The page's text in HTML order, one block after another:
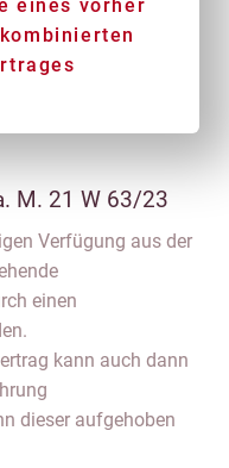
eines vorher
M. 21 W 63/23
Verfügung aus der
einen
kann auch dann
dieser aufgehoben